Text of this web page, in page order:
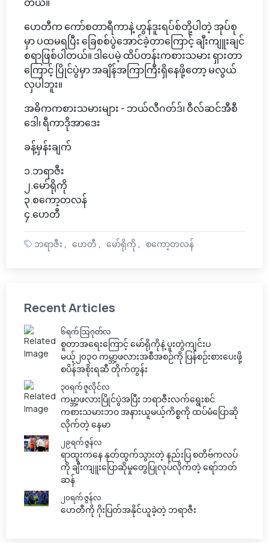
ဟေတီက ကော်စတာရီကာနဲ့ ဟွန်ဒူးရပ်စ်တို့ပါတဲ့ အုပ်စု
မှာ ပထမရပြီး ခြေစစ်ပွဲအောင်ခဲ့တာကြောင့် ချီးကျူးချင်
စရာဖြစ်ပါတယ်။ ဒါပေမဲ့ ထိပ်တန်းကစားသမား ရှားတာ
ကြောင့် ပြိုင်ပွဲမှာ အချိန်အကြာကြီးရှိနေဖို့တော့ မလွယ်
လှပါဘူး။
အဓိကကစားသမားများ - ဘယ်လီဂတ်ဒ်၊ ဝီလ်ဆင်အီစီ
ဒေါ၊ ရီကာဒိုအာဒေး
ခန့်မှန်းချက်
၁.ဘရာဇီး
၂.မော်ရိုကို
၃.စကော့တလန်
၄.ဟေတီ
ဘရာဇီး ဟေတီ မော်ရိုကို စကော့တလန်
Recent Articles
၆ရက် သြဂုတ်လ
စူတာအရေးကြောင့် မော်ရိုကိုနဲ့ ပူးတွဲကျင်းပ
မယ့်၂၀၃၀ ကမ္ဘာ့ဖလားအစီအစဉ်ကို ပြန်စဉ်းစားပေးဖို့
စပိန်အစိုးရဆီ တိုက်တွန်း
၃၀ရက် ဇူလိုင်လ
ကမ္ဘာ့ဖလားပြိုင်ပွဲအပြီး ဘရာဇီးလက်ရွေးစင်
ကစားသမားဘ၀ အနားယူမယ့်ကိစ္စကို ထပ်မံပြောဆို
လိုက်တဲ့ နေမာ
၂၉ရက် ဇွန်လ
ရာထူးကနေ နုတ်ထွက်သွားတဲ့ နည်းပြ စတိဗ်ကလပ်
ကို ချီးကျူးပြောဆိုမှုတွေပြုလုပ်လိုက်တဲ့ ရော်ဘတ်
ဆန်
၂၀ရက် ဇွန်လ
ဟေတီကို ဂိုးပြတ်အနိုင်ယူခဲ့တဲ့ ဘရာဇီး